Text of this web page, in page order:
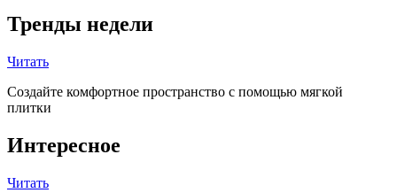
Тренды недели
Читать
Создайте комфортное пространство с помощью мягкой
плитки
Интересное
Читать